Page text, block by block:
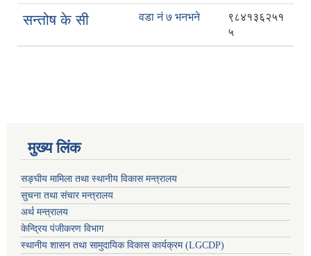
सन्तोष के सी वडा नं ७ भनभने
९८४१३६२५१
५
मुख्य लिंक
सङ्घीय मामिला तथा स्थानीय विकास मन्त्रालय
सुचना तथा संचार मन्त्रालय
अर्थ मन्त्रालय
केन्द्रिय पंजीकरण विभाग
स्थानीय शासन तथा सामुदायिक विकास कार्यक्रम (LGCDP)